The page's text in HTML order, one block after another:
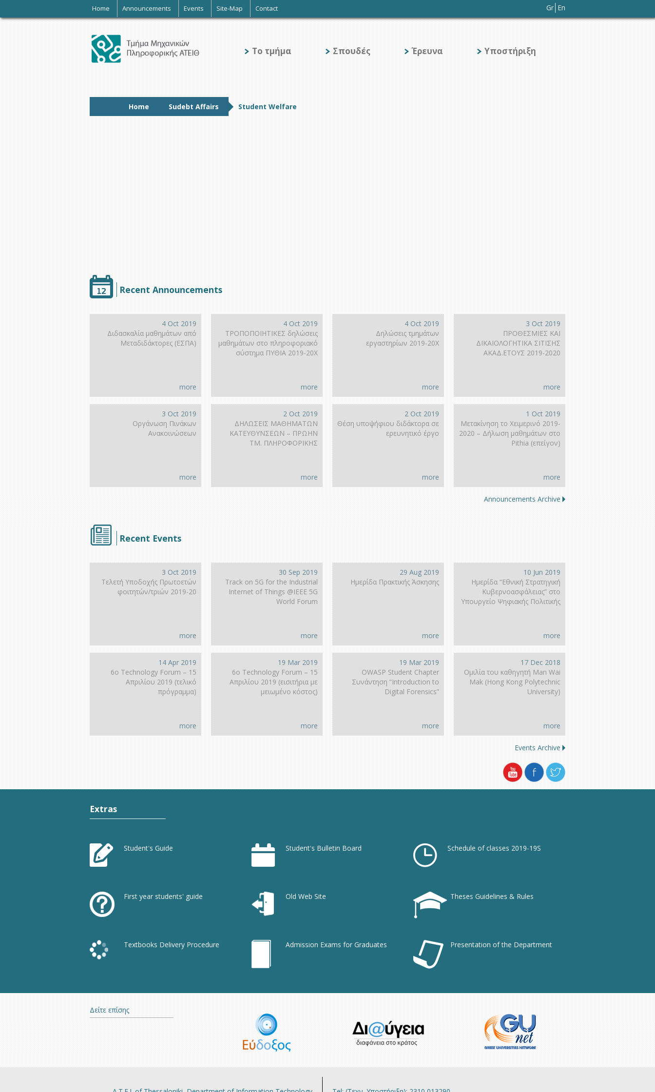
Home Announcements Events Site-Map Contact Gr En
Το τμήμα Σπουδές Έρευνα Υποστήριξη
Home Sudebt Affairs Student Welfare
Recent Announcements
4 Oct 2019
Διδασκαλία μαθημάτων από
Μεταδιδάκτορες (ΕΣΠΑ)
more
4 Oct 2019
ΤΡΟΠΟΠΟΙΗΤΙΚΕΣ δηλώσεις
μαθημάτων στο πληροφοριακό
σύστημα ΠΥΘΙΑ 2019-20Χ
more
4 Oct 2019
Δηλώσεις τμημάτων
εργαστηρίων 2019-20Χ
more
3 Oct 2019
ΠΡΟΘΕΣΜΙΕΣ ΚΑΙ
ΔΙΚΑΙΟΛΟΓΗΤΙΚΑ ΣΙΤΙΣΗΣ
ΑΚΑΔ.ΕΤΟΥΣ 2019-2020
more
3 Oct 2019
Οργάνωση Πινάκων
Ανακοινώσεων
more
2 Oct 2019
ΔΗΛΩΣΕΙΣ ΜΑΘΗΜΑΤΩΝ
ΚΑΤΕΥΘΥΝΣΕΩΝ – ΠΡΩΗΝ
ΤΜ. ΠΛΗΡΟΦΟΡΙΚΗΣ
more
2 Oct 2019
Θέση υποψήφιου διδάκτορα σε
ερευνητικό έργο
more
1 Oct 2019
Μετακίνηση το Χειμερινό 2019-
2020 – Δήλωση μαθημάτων στο
Pithia (επείγον)
more
Announcements Archive
Recent Events
3 Oct 2019
Τελετή Υποδοχής Πρωτοετών
φοιτητών/τριών 2019-20
more
30 Sep 2019
Track on 5G for the Industrial
Internet of Things @IEEE 5G
World Forum
more
29 Aug 2019
Ημερίδα Πρακτικής Άσκησης
more
10 Jun 2019
Ημερίδα “Εθνική Στρατηγική
Κυβερνοασφάλειας” στο
Υπουργείο Ψηφιακής Πολιτικής
more
14 Apr 2019
6ο Technology Forum – 15
Απριλίου 2019 (τελικό
πρόγραμμα)
more
19 Mar 2019
6ο Technology Forum – 15
Απριλίου 2019 (εισιτήρια με
μειωμένο κόστος)
more
19 Mar 2019
OWASP Student Chapter
Συνάντηση “Introduction to
Digital Forensics”
more
17 Dec 2018
Ομιλία του καθηγητή Man Wai
Mak (Hong Kοng Polytechnic
University)
more
Events Archive
Extras
Student's Guide Student's Bulletin Board Schedule of classes 2019-19S
First year students' guide Old Web Site Theses Guidelines & Rules
Textbooks Delivery Procedure Admission Exams for Graduates Presentation of the Department
Δείτε επίσης